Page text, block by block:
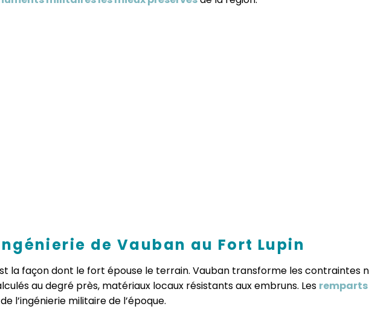
de Vauban au Fort Lupin
la façon dont le fort épouse le terrain. Vauban transforme les
au degré près, matériaux locaux résistants aux embruns. Les remparts
l’ingénierie militaire de l’époque.